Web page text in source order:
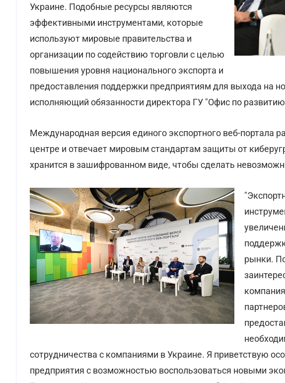
Украине. Подобные ресурсы являются
эффективными инструментами, которые
используют мировые правительства и
организации по содействию торговли с целью
повышения уровня национального экспорта и
предоставления поддержки предприятиям для выхода на
исполняющий обязанности директора ГУ "Офис по
Международная версия единого экспортного веб-портала
центре и отвечает мировым стандартам защиты от
хранится в зашифрованном виде, чтобы сделать
рынки.
сотрудничества с компаниями в Украине. Я приветствую
предприятия с возможностью воспользоваться новыми